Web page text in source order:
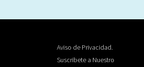
Aviso de Privacidad.
Suscribete a Nuestro